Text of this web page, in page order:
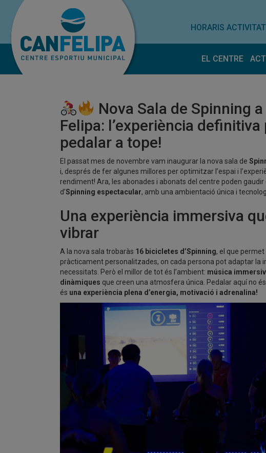
HORARIS
EL CENTRE
Treballa amb
Subvencions
Nova Sala de Spinning a
Felipa: l’experiència definitiva
pedalar a tope!
El passat mes de novembre vam inaugurar la nova sala de
i, després de fer algunes millores per optimitzar l’espai i
rendiment! Ara, les abonades i abonats del centre poden gaudir
d’Spinning espectacular, amb una ambientació única i
Una experiència immersiva
vibrar
A la nova sala trobaràs 16 bicicletes d’Spinning, el que permet
pràcticament personalitzades, on cada persona pot adaptar la
necessitats. Però el millor de tot és l’ambient: música
dinàmiques que creen una atmosfera única. Pedalar aquí no
és una experiència plena d’energia, motivació i adrenalina!